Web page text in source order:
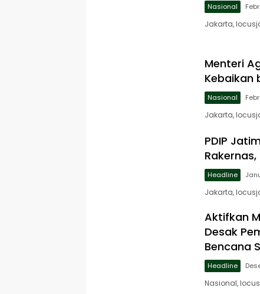
Nasional
Jakarta,
Menteri
Kebaikan
Nasional
Jakarta,
PDIP
Headline
Jakarta,
Aktifkan
Desak
Bencana
Headline
Nasional,